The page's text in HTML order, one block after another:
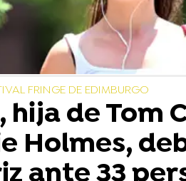
FRINGE DE EDIMBURGO
hija de Tom
Holmes,
ante 33